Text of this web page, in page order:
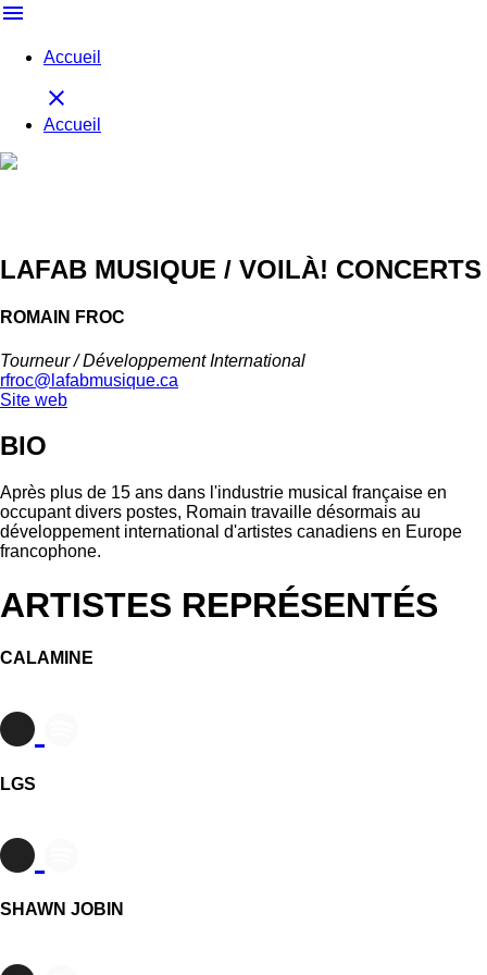
menu
Accueil
close
Accueil
LAFAB MUSIQUE / VOILÀ! CONCERTS
ROMAIN FROC
Tourneur / Développement International
rfroc@lafabmusique.ca
Site web
BIO
Après plus de 15 ans dans l'industrie musical française en
occupant divers postes, Romain travaille désormais au
développement international d'artistes canadiens en Europe
francophone.
ARTISTES REPRÉSENTÉS
CALAMINE
LGS
SHAWN JOBIN